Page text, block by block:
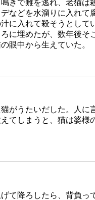
きで難を逃れ、老猫は
などを水溜りに入れて
に入れて殺そうとして
に埋めたが、数年後そ
眼中から生えていた。
がうたいだした。人に
てしまうと、猫は婆様
て降ろしたら、背負っ